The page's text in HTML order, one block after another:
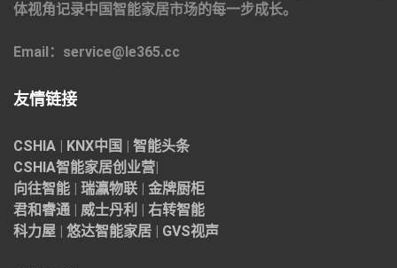
体视角记录中国智能家居市场的每一步成长。
Email：service@le365.cc
友情链接
CSHIA KNX中国
智能头条
CSHIA智能家居创业营
向往智能
瑞瀛物联
金牌厨柜
君和睿通
威士丹利
右转智能
科力屋
悠达智能家居 GVS视声